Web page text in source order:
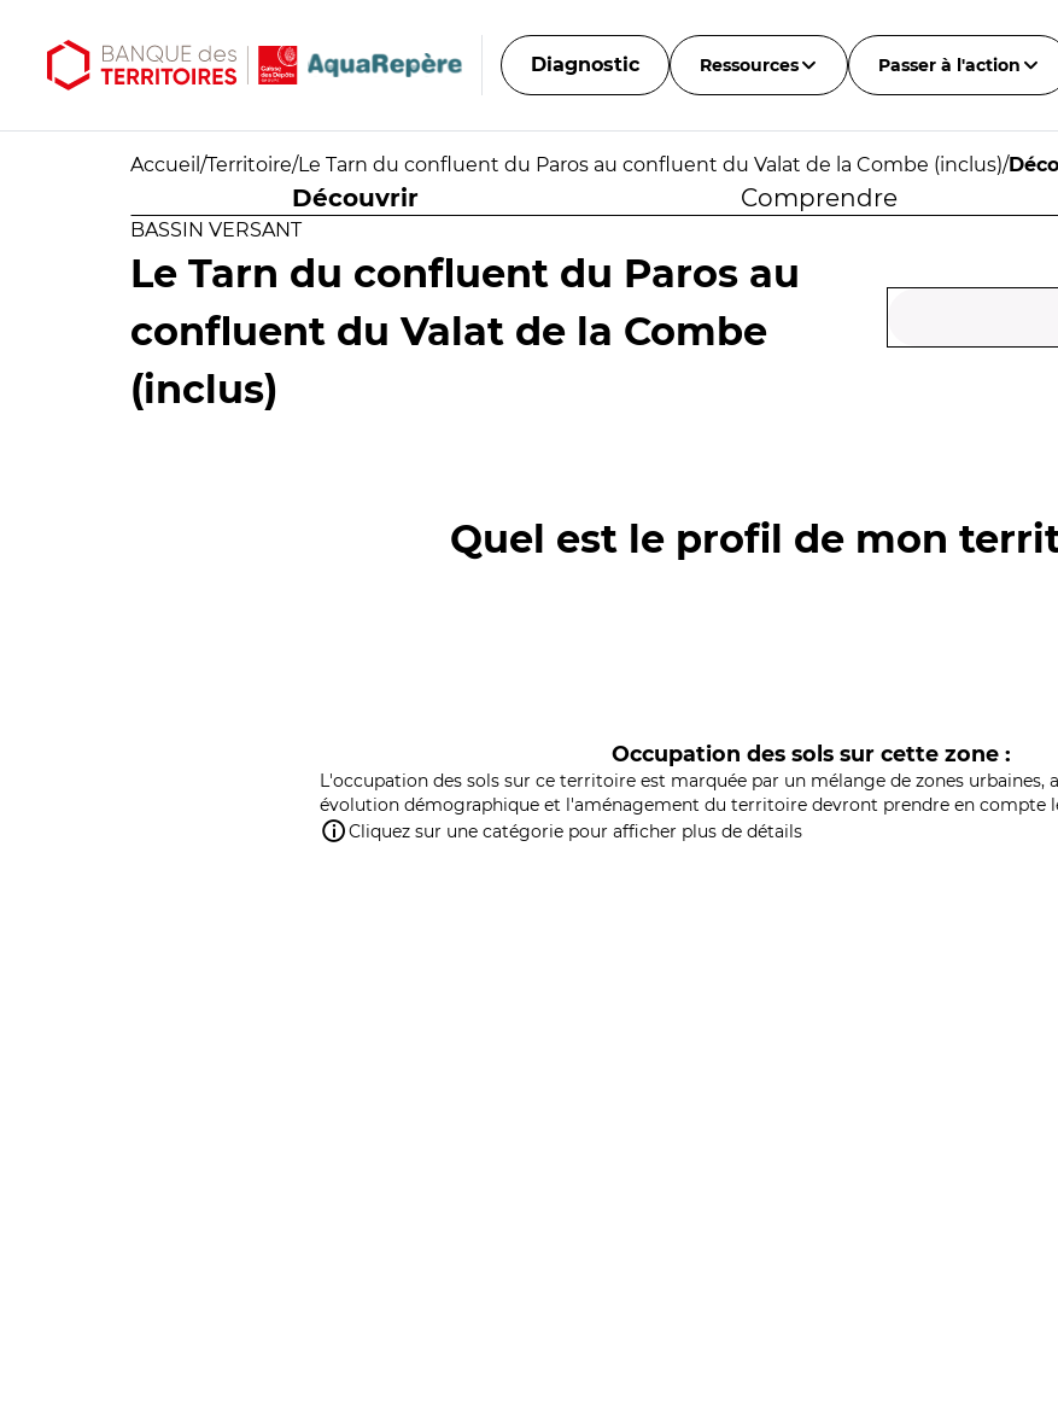
Diagnostic Ressources Passer à l'action
Accueil /Territoire/Le Tarn du confluent du Paros au confluent du Valat de la Combe (inclus)/
Découvrir Comprendre
BASSIN VERSANT
Le Tarn du confluent du Paros au
confluent du Valat de la Combe
(inclus)
Quel est le profil de mon
Occupation des sols sur cette zone :
L'occupation des sols sur ce territoire est marquée par un mélange de zones urbaines,
évolution démographique et l'aménagement du territoire devront prendre en compte
Cliquez sur une catégorie pour afficher plus de détails